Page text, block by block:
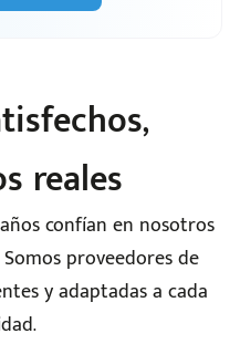
reales
confían en nosotros
proveedores de
y adaptadas a cada